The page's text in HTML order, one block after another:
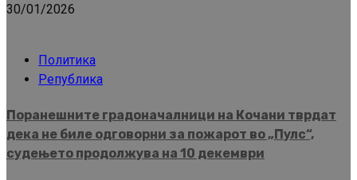
30/01/2026
Политика
Република
Поранешните градоначалници на Кочани тврдат
дека не биле одговорни за пожарот во „Пулс“,
судењето продолжува на 10 декември